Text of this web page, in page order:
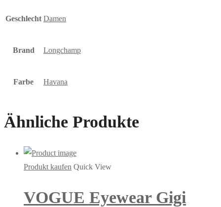
Geschlecht Damen
Brand Longchamp
Farbe Havana
Ähnliche Produkte
Produkt kaufen Quick View
VOGUE Eyewear Gigi